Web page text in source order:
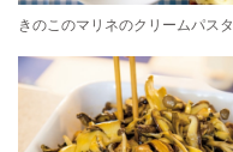
きのこのマリネのクリームパスタ